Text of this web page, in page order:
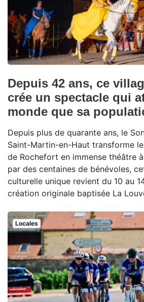
Depuis 42 ans, ce
crée un spectacle qui
monde que sa
Depuis plus de quarante ans, le
Saint-Martin-en-Haut transforme
de Rochefort en immense théâtre
par des centaines de bénévoles,
culturelle unique revient du 10 au
création originale baptisée La
Locales